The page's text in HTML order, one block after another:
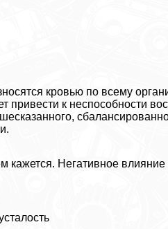
кровью по всему
привести к неспособности
кажется. Негативное влияние